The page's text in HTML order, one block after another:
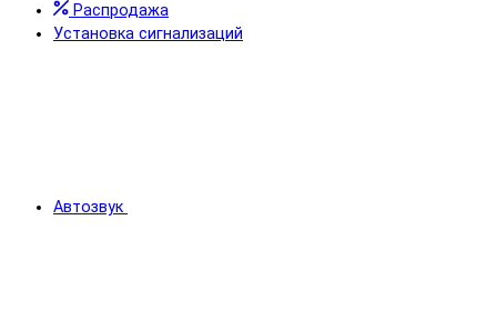
Распродажа
Установка сигнализаций
Автозвук